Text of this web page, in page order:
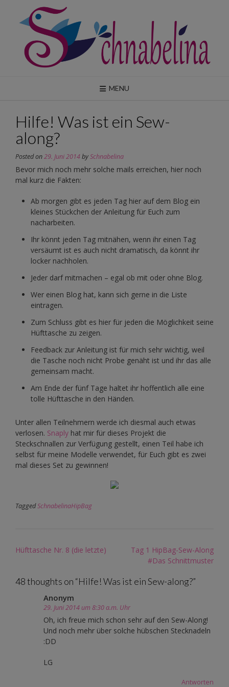
content
MENU
Hilfe! Was ist ein Sew-
along?
Posted on29. Juni 2014bySchnabelina
Bevor mich noch mehr solche mails erreichen, hier noch
mal kurz die Fakten:
Ab morgen gibt es jeden Tag hier auf dem Blog ein
kleines Stückchen der Anleitung für Euch zum
nacharbeiten.
Ihr könnt jeden Tag mitnähen, wenn ihr einen Tag
versäumt ist es auch nicht dramatisch, da könnt ihr
locker nachholen.
Jeder darf mitmachen – egal ob mit oder ohne Blog.
Wer einen Blog hat, kann sich gerne in die Liste
eintragen.
Zum Schluss gibt es hier für jeden die Möglichkeit seine
Hüfttasche zu zeigen.
Feedback zur Anleitung ist für mich sehr wichtig, weil
die Tasche noch nicht Probe genäht ist und ihr das alle
gemeinsam macht.
Am Ende der fünf Tage haltet ihr hoffentlich alle eine
tolle Hüfttasche in den Händen.
Unter allen Teilnehmern werde ich diesmal auch etwas
verlosen. Snaply hat mir für dieses Projekt die
Steckschnallen zur Verfügung gestellt, einen Teil habe ich
selbst für meine Modelle verwendet, für Euch gibt es zwei
mal dieses Set zu gewinnen!
TaggedSchnabelinaHipBag
Post
Hüfttasche Nr. 8 (die letzte)
Tag 1 HipBag-Sew-Along
#Das Schnittmuster
48 thoughts on “Hilfe! Was ist ein Sew-along?”
Anonym
29. Juni 2014 um 8:30 a.m. Uhr
Oh, ich freue mich schon sehr auf den Sew-Along!
Und noch mehr über solche hübschen Stecknadeln
:DD
LG
Antworten